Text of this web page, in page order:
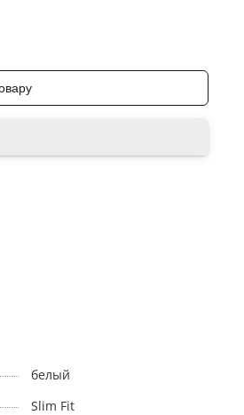
белый
Slim Fit